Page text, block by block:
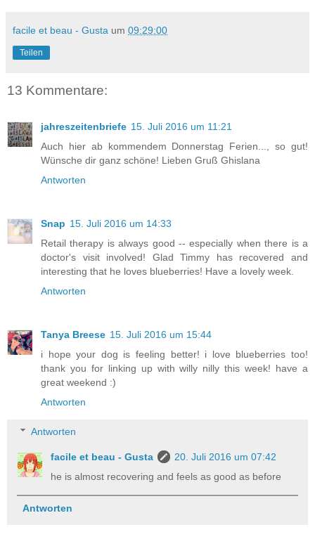
facile et beau - Gusta um 09:29:00
Teilen
13 Kommentare:
jahreszeitenbriefe 15. Juli 2016 um 11:21
Auch hier ab kommendem Donnerstag Ferien..., so gut!
Wünsche dir ganz schöne! Lieben Gruß Ghislana
Antworten
Snap 15. Juli 2016 um 14:33
Retail therapy is always good -- especially when there is a
doctor's visit involved! Glad Timmy has recovered and
interesting that he loves blueberries! Have a lovely week.
Antworten
Tanya Breese 15. Juli 2016 um 15:44
i hope your dog is feeling better! i love blueberries too!
thank you for linking up with willy nilly this week! have a
great weekend :)
Antworten
Antworten
facile et beau - Gusta
20. Juli 2016 um 07:42
he is almost recovering and feels as good as before
Antworten